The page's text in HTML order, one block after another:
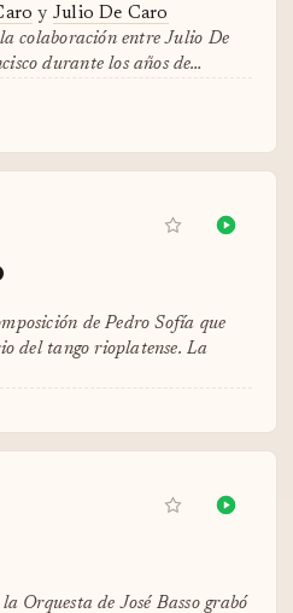
y Julio De Caro
colaboración entre Julio De
durante los años de…
de Pedro Sofía que
del tango rioplatense. La
Orquesta de José Basso grabó